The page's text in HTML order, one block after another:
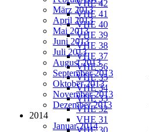
VHE 42
VHE 41
VHE 40
VHE 39
VHE 38
VHE 37
VHE 36
VHE 35
VHE 34
VHE 33
VHE 32
VHE 31
VHE 30
März 2013
April 2013
Mai 2013
Juni 2013
Juli 2013
August 2013
September 2013
Oktober 2013
November 2013
Dezember 2013
2014
Januar 2014